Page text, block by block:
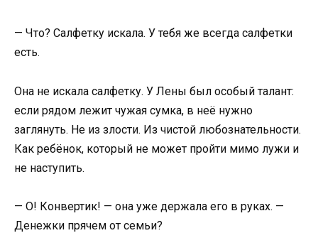
— Что? Салфетку искала. У тебя же всегда салфетки
есть.
Она не искала салфетку. У Лены был особый талант:
если рядом лежит чужая сумка, в неё нужно
заглянуть. Не из злости. Из чистой любознательности.
Как ребёнок, который не может пройти мимо лужи и
не наступить.
— О! Конвертик! — она уже держала его в руках. —
Денежки прячем от семьи?